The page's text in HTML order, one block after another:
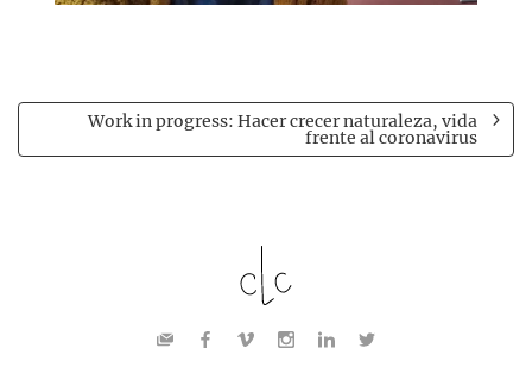
Work in progress: Hacer crecer naturaleza, vida
frente al coronavirus